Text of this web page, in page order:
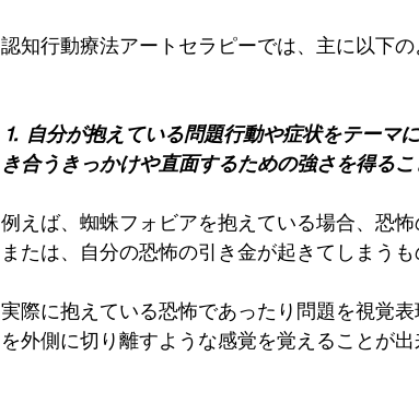
認知行動療法アートセラピーでは、主に以下
⒈ 自分が抱えている問題行動や症状をテーマ
き合うきっかけや直面するための強さを得るこ
例えば、蜘蛛フォビアを抱えている場合、恐
または、自分の恐怖の引き金が起きてしまうも
実際に抱えている恐怖であったり問題を視覚
を外側に切り離すような感覚を覚えることが出